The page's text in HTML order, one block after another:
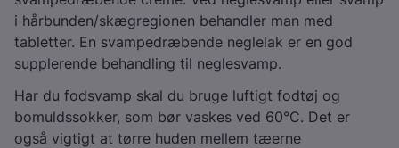
i hårbunden/skægregionen behandler man med
tabletter. En svampedræbende neglelak er en god
supplerende behandling til neglesvamp.
Har du fodsvamp skal du bruge luftigt fodtøj og
bomuldssokker, som bør vaskes ved 60°C. Det er
også vigtigt at tørre huden mellem tæerne